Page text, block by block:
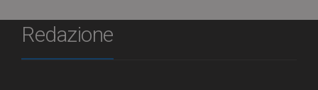
Redazione